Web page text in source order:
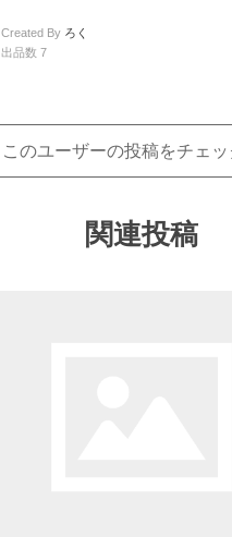
Created By ろく
出品数 7
このユーザーの投稿をチェッ
関連投稿